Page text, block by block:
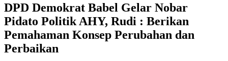
DPD Demokrat Babel Gelar Nobar
Pidato Politik AHY, Rudi : Berikan
Pemahaman Konsep Perubahan dan
Perbaikan